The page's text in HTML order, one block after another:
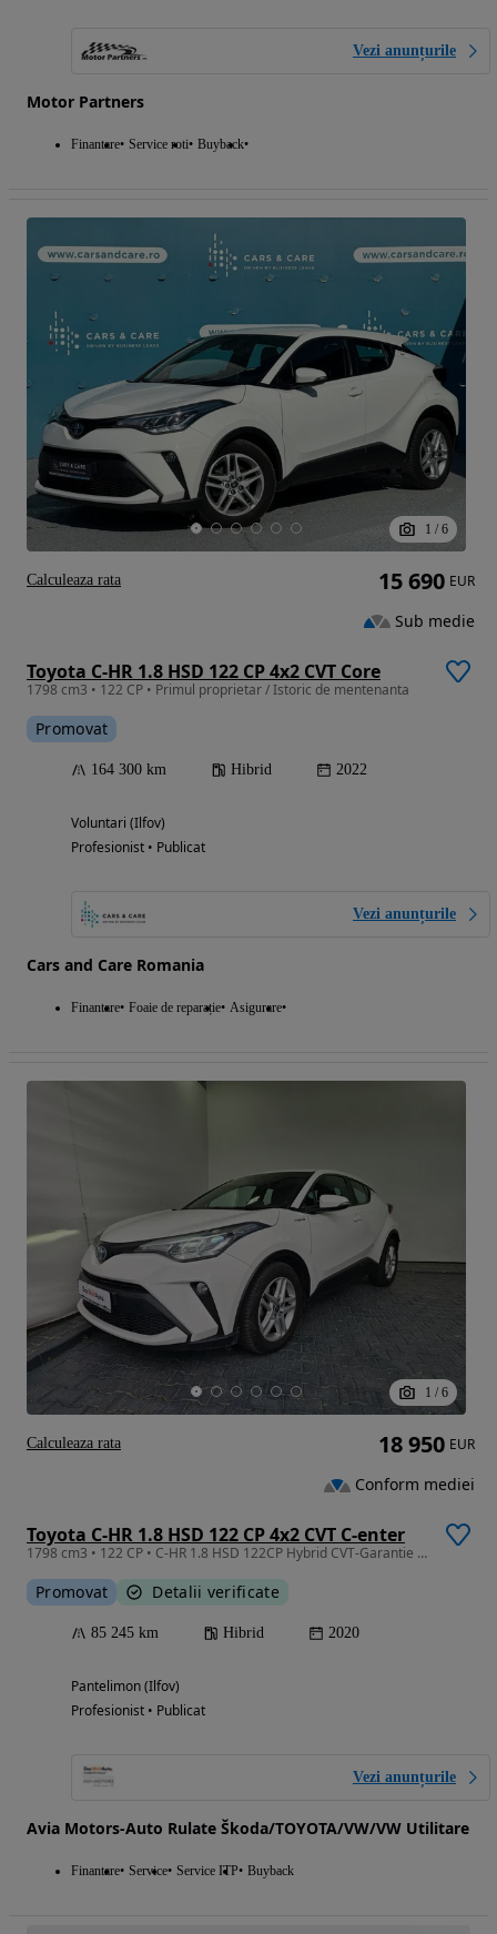
Vezi anunțurile
Motor Partners
Finantare Service roti Buyback
1 / 6
Toyota C-HR 1.8 HSD 122 CP 4x2 CVT Core
1798 cm3 • 122 CP • Primul proprietar / Istoric de mentenanta
Promovat
164 300 km Hibrid 2022
Voluntari (Ilfov)
Profesionist • Publicat
Vezi anunțurile
Cars and Care Romania
Finantare Foaie de reparație Asigurare
15 690 EUR
Sub medie
Calculeaza rata
1 / 6
Toyota C-HR 1.8 HSD 122 CP 4x2 CVT C-enter
1798 cm3 • 122 CP • C-HR 1.8 HSD 122CP Hybrid CVT-Garantie posibilitate credit auto
Promovat Detalii verificate
85 245 km Hibrid 2020
Pantelimon (Ilfov)
Profesionist • Publicat
Vezi anunțurile
Avia Motors-Auto Rulate Škoda/TOYOTA/VW/VW Utilitare
Finantare Service Service ITP Buyback
18 950 EUR
Conform mediei
Calculeaza rata